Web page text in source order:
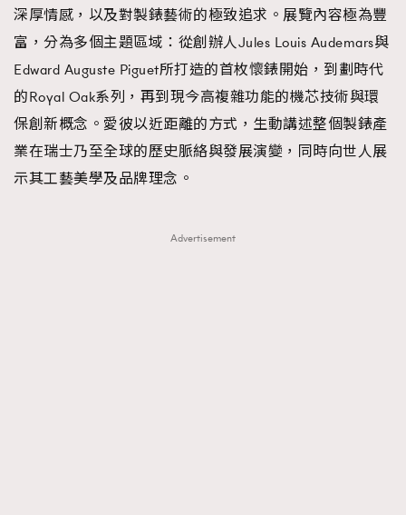
深厚情感，以及對製錶藝術的極致追求。展覽內容極為豐
富，分為多個主題區域：從創辦人Jules Louis Audemars與
Edward Auguste Piguet所打造的首枚懷錶開始，到劃時代
的Royal Oak系列，再到現今高複雜功能的機芯技術與環
保創新概念。愛彼以近距離的方式，生動講述整個製錶產
業在瑞士乃至全球的歷史脈絡與發展演變，同時向世人展
示其工藝美學及品牌理念。
Advertisement